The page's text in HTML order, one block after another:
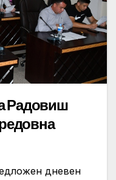
Радовиш
дневен